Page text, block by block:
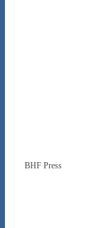
BHF Press